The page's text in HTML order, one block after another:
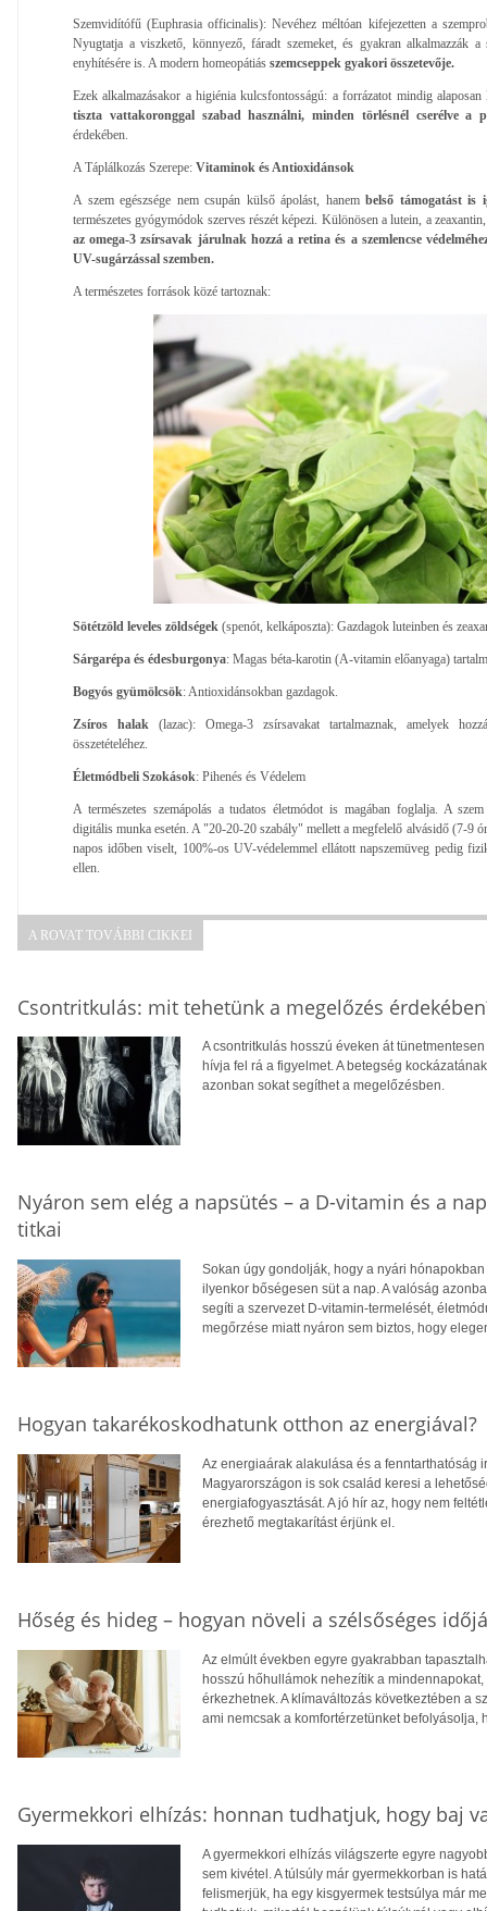
Szemvidítófű (Euphrasia officinalis): Nevéhez méltóan kifejezetten a
Nyugtatja a viszkető, könnyező, fáradt szemeket, és gyakran alkalmazzák a
enyhítésére is. A modern homeopátiás szemcseppek gyakori összetevője.
Ezek alkalmazásakor a higiénia kulcsfontosságú: a forrázatot mindig
tiszta vattakoronggal szabad használni, minden törlésnél cserélve a
érdekében.
A Táplálkozás Szerepe: Vitaminok és Antioxidánsok
A szem egészsége nem csupán külső ápolást, hanembelső támogatást is
természetes gyógymódok szerves részét képezi. Különösen a lutein, a
az omega-3 zsírsavak járulnak hozzá a retina és a szemlencse
UV-sugárzással szemben.
A természetes források közé tartoznak:
Sötétzöld leveles zöldségek (spenót, kelkáposzta): Gazdagok luteinben és
Sárgarépa és édesburgonya: Magas béta-karotin (A-vitamin előanyaga)
Bogyós gyümölcsök: Antioxidánsokban gazdagok.
Zsíros halak (lazac): Omega-3 zsírsavakat tartalmaznak, amelyek
összetételéhez.
Életmódbeli Szokások: Pihenés és Védelem
A természetes szemápolás a tudatos életmódot is magában foglalja. A
digitális munka esetén. A "20-20-20 szabály" mellett a megfelelő alvásidő (7-9
napos időben viselt, 100%-os UV-védelemmel ellátott napszemüveg pedig
ellen.
A ROVAT TOVÁBBI CIKKEI
Csontritkulás: mit tehetünk a megelőzés
A csontritkulás hosszú éveken át
hívja fel rá a figyelmet. A betegség
azonban sokat segíthet a megelőzésben.
Nyáron sem elég a napsütés – a D-vitamin és a
titkai
Sokan úgy gondolják, hogy a nyári
ilyenkor bőségesen süt a nap. A valóság
segíti a szervezet D-vitamin-termelését,
megőrzése miatt nyáron sem biztos, hogy
Hogyan takarékoskodhatunk otthon az energiával?
Az energiaárak alakulása és a fenntarthatóság
Magyarországon is sok család keresi a
energiafogyasztását. A jó hír az, hogy nem
érezhető megtakarítást érjünk el.
Hőség és hideg – hogyan növeli a szélsőséges
Az elmúlt években egyre gyakrabban
hosszú hőhullámok nehezítik a
érkezhetnek. A klímaváltozás következtében a
ami nemcsak a komfortérzetünket
Gyermekkori elhízás: honnan tudhatjuk, hogy baj
A gyermekkori elhízás világszerte egyre
sem kivétel. A túlsúly már gyermekkorban is
felismerjük, ha egy kisgyermek testsúlya már